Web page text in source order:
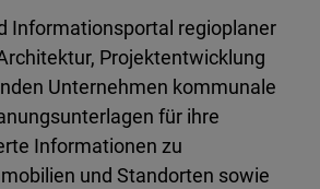
Informationsportal regioplaner
Projektentwicklung
Unternehmen kommunale
für ihre
Informationen zu
und Standorten sowie